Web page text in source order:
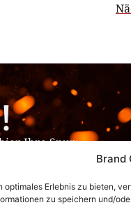
Brand
optimales Erlebnis zu bieten,
zu speichern und/
Ihre Spur: